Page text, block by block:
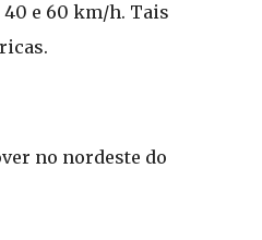
40 e 60 km/h. Tais
no nordeste do